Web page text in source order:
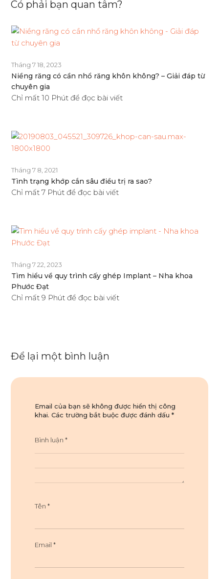
Có phải bạn quan tâm?
Tháng 7 18, 2023
Niềng răng có cần nhổ răng khôn không? – Giải đáp từ
chuyên gia
Chỉ mất 10 Phút để đọc bài viết
Tháng 7 8, 2021
Tình trạng khớp cắn sâu điều trị ra sao?
Chỉ mất 7 Phút để đọc bài viết
Tháng 7 22, 2023
Tìm hiểu về quy trình cấy ghép Implant – Nha khoa
Phước Đạt
Chỉ mất 9 Phút để đọc bài viết
Để lại một bình luận
Email của bạn sẽ không được hiển thị công
khai. Các trường bắt buộc được đánh dấu *
Bình luận *
Tên *
Email *